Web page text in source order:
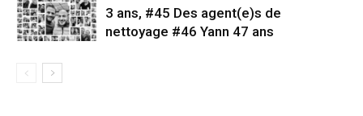
3 ans, #45 Des agent(e)s de
nettoyage #46 Yann 47 ans